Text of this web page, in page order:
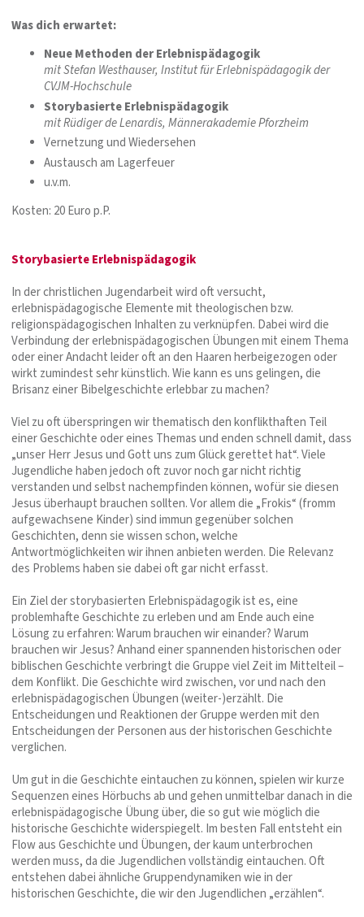
Was dich erwartet:
Neue Methoden der Erlebnispädagogik
mit Stefan Westhauser, Institut für Erlebnispädagogik der
CVJM-Hochschule
Storybasierte Erlebnispädagogik
mit Rüdiger de Lenardis, Männerakademie Pforzheim
Vernetzung und Wiedersehen
Austausch am Lagerfeuer
u.v.m.
Kosten: 20 Euro p.P.
Storybasierte Erlebnispädagogik
In der christlichen Jugendarbeit wird oft versucht,
erlebnispädagogische Elemente mit theologischen bzw.
religionspädagogischen Inhalten zu verknüpfen. Dabei wird die
Verbindung der erlebnispädagogischen Übungen mit einem Thema
oder einer Andacht leider oft an den Haaren herbeigezogen oder
wirkt zumindest sehr künstlich. Wie kann es uns gelingen, die
Brisanz einer Bibelgeschichte erlebbar zu machen?
Viel zu oft überspringen wir thematisch den konflikthaften Teil
einer Geschichte oder eines Themas und enden schnell damit, dass
„unser Herr Jesus und Gott uns zum Glück gerettet hat“. Viele
Jugendliche haben jedoch oft zuvor noch gar nicht richtig
verstanden und selbst nachempfinden können, wofür sie diesen
Jesus überhaupt brauchen sollten. Vor allem die „Frokis“ (fromm
aufgewachsene Kinder) sind immun gegenüber solchen
Geschichten, denn sie wissen schon, welche
Antwortmöglichkeiten wir ihnen anbieten werden. Die Relevanz
des Problems haben sie dabei oft gar nicht erfasst.
Ein Ziel der storybasierten Erlebnispädagogik ist es, eine
problemhafte Geschichte zu erleben und am Ende auch eine
Lösung zu erfahren: Warum brauchen wir einander? Warum
brauchen wir Jesus? Anhand einer spannenden historischen oder
biblischen Geschichte verbringt die Gruppe viel Zeit im Mittelteil –
dem Konflikt. Die Geschichte wird zwischen, vor und nach den
erlebnispädagogischen Übungen (weiter-)erzählt. Die
Entscheidungen und Reaktionen der Gruppe werden mit den
Entscheidungen der Personen aus der historischen Geschichte
verglichen.
Um gut in die Geschichte eintauchen zu können, spielen wir kurze
Sequenzen eines Hörbuchs ab und gehen unmittelbar danach in die
erlebnispädagogische Übung über, die so gut wie möglich die
historische Geschichte widerspiegelt. Im besten Fall entsteht ein
Flow aus Geschichte und Übungen, der kaum unterbrochen
werden muss, da die Jugendlichen vollständig eintauchen. Oft
entstehen dabei ähnliche Gruppendynamiken wie in der
historischen Geschichte, die wir den Jugendlichen „erzählen“.